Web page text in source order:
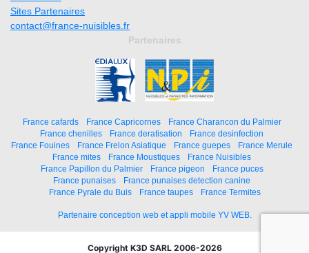
Sites Partenaires
contact@france-nuisibles.fr
Partenaires
France cafards France Capricornes
France Charancon du Palmier
France chenilles
France deratisation
France desinfection
France Fouines
France Frelon Asiatique France guepes
France Merule
France mites
France Moustiques
France Nuisibles
France Papillon du Palmier
France pigeon
France puces
France punaises
France punaises detection canine
France Pyrale du Buis
France taupes France Termites
Partenaire conception web et appli mobile YV WEB.
Copyright K3D SARL 2006-2026